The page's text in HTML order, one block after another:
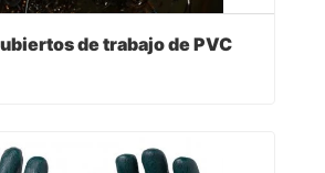
de trabajo de PVC